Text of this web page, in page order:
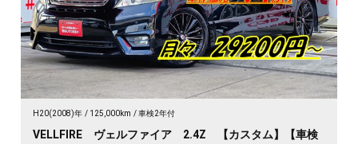
H20(2008)年 125,000km 車検2年付
VELLFIRE ヴェルファイア 2.4Z 【カスタム】【車検